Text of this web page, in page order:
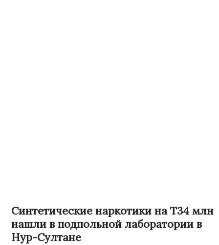
Синтетические наркотики на Т34 млн
нашли в подпольной лаборатории в
Нур-Султане